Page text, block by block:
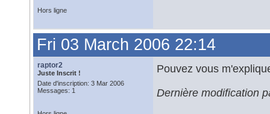
Hors ligne
Fri 03 March 2006 22:14
raptor2
Juste Inscrit !
Date d'inscription: 3 Mar 2006
Messages: 1
Pouvez vous
Dernière modification